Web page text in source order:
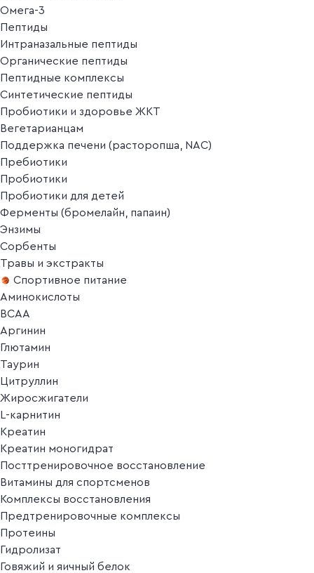
Омега-3
Пептиды
Интраназальные пептиды
Органические пептиды
Пептидные комплексы
Синтетические пептиды
Пробиотики и здоровье ЖКТ
Вегетарианцам
Поддержка печени (расторопша, NAC)
Пребиотики
Пробиотики
Пробиотики для детей
Ферменты (бромелайн, папаин)
Энзимы
Сорбенты
Травы и экстракты
Спортивное питание
Аминокислоты
BCAA
Аргинин
Глютамин
Таурин
Цитруллин
Жиросжигатели
L-карнитин
Креатин
Креатин моногидрат
Посттренировочное восстановление
Витамины для спортсменов
Комплексы восстановления
Предтренировочные комплексы
Протеины
Гидролизат
Говяжий и яичный белок